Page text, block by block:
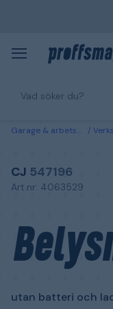
Garage & arbetsplats
CJ 547196
Art.nr: 4063529
utan batteri och